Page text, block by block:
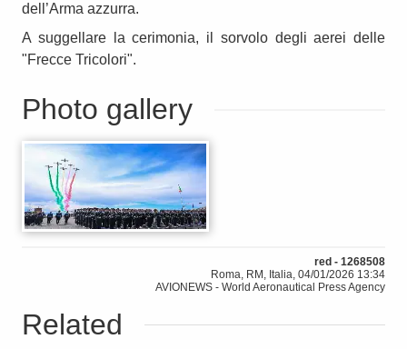
dell’Arma azzurra.
A suggellare la cerimonia, il sorvolo degli aerei delle
"Frecce Tricolori".
Photo gallery
red - 1268508
Roma, RM, Italia, 04/01/2026 13:34
AVIONEWS - World Aeronautical Press Agency
Related